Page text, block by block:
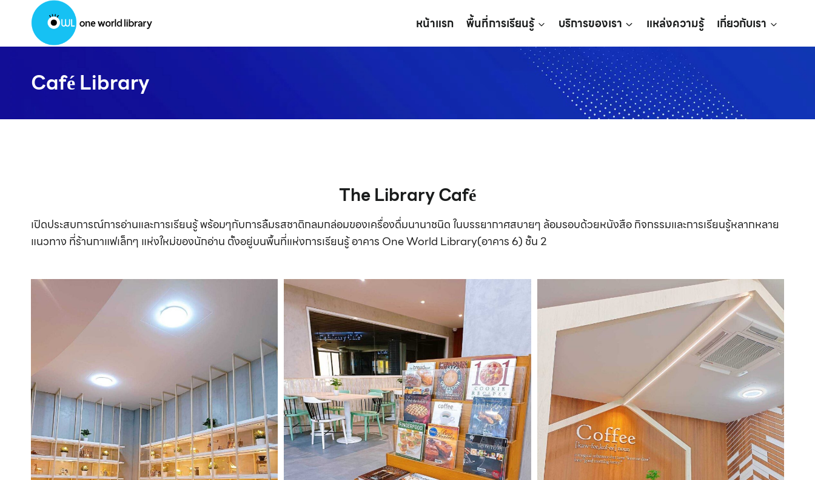
content
หน้าแรก พื้นที่การเรียนรู้ บริการของเรา แหล่งความรู้ เกี่ยวกับเรา
Café Library
The Library Café
เปิดประสบการณ์การอ่านและการเรียนรู้ พร้อมๆกับการลิ้มรสชาติกลมกล่อมของเครื่องดื่มนานาชนิด ในบรรยากาศสบายๆ ล้อมรอบด้วยหนังสือ กิจกรรมและการเรียนรู้หลากหลาย
แนวทาง ที่ร้านกาแฟเล็กๆ แห่งใหม่ของนักอ่าน ตั้งอยู่บนพื้นที่แห่งการเรียนรู้ อาคาร One World Library(อาคาร 6) ชั้น 2